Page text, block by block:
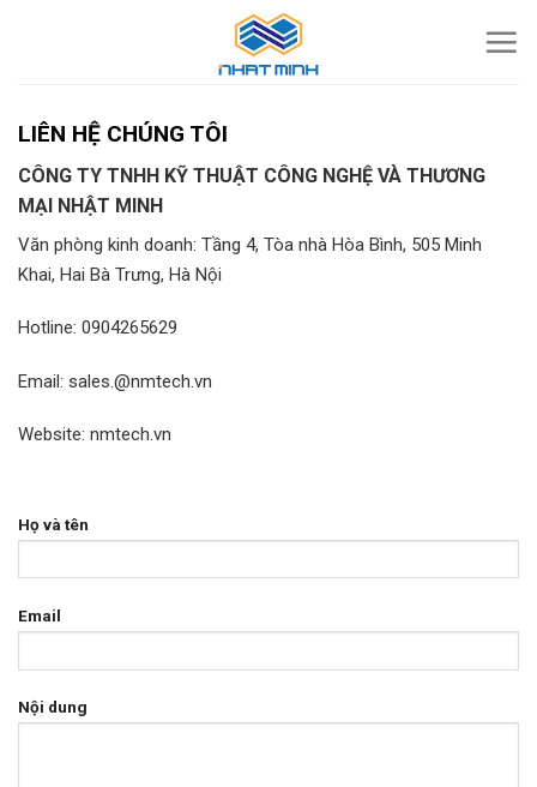
LIÊN HỆ CHÚNG TÔI
CÔNG TY TNHH KỸ THUẬT CÔNG NGHỆ VÀ THƯƠNG
MẠI NHẬT MINH
Văn phòng kinh doanh: Tầng 4, Tòa nhà Hòa Bình, 505 Minh
Khai, Hai Bà Trưng, Hà Nội
Hotline: 0904265629
Email: sales.@nmtech.vn
Website: nmtech.vn
Họ và tên
Email
Nội dung